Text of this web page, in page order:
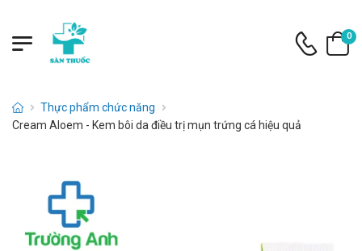
0
Thực phẩm chức năng
Cream Aloem - Kem bôi da điều trị mụn trứng cá hiệu quả